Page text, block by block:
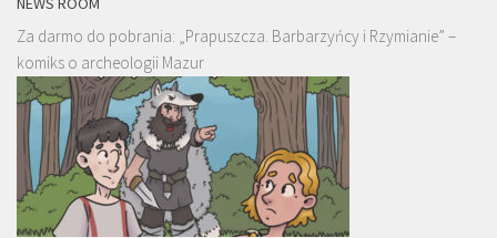
Za darmo do pobrania: „Prapuszcza. Barbarzyńcy i Rzymianie” –
komiks o archeologii Mazur